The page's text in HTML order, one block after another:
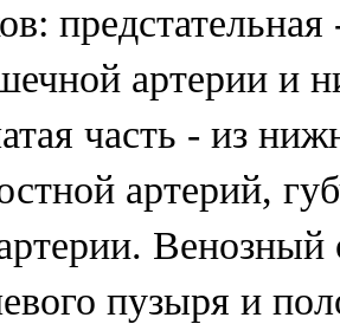
артерии и
часть - из
артерий,
Венозный
пузыря и